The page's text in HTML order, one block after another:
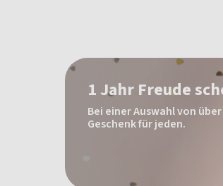
1 Jahr Freude
Bei einer Auswahl von
Geschenk für jeden.